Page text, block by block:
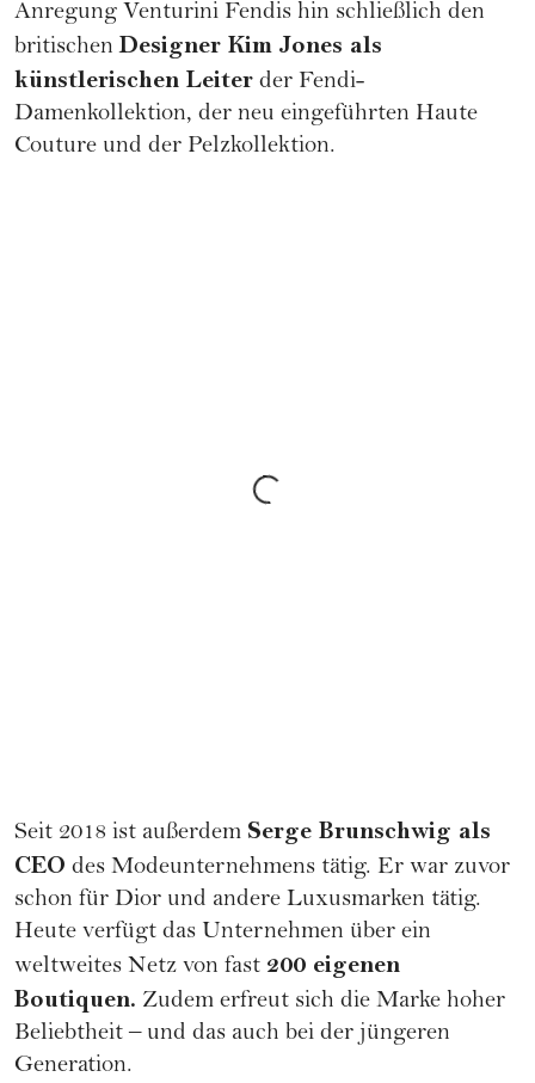
Anregung Venturini Fendis hin schließlich den
britischenDesigner Kim Jones als
künstlerischen Leiter der Fendi-
Damenkollektion, der neu eingeführten Haute
Couture und der Pelzkollektion.
Seit 2018 ist außerdem Serge Brunschwig als
CEO des Modeunternehmens tätig. Er war zuvor
schon für Dior und andere Luxusmarken tätig.
Heute verfügt das Unternehmen über ein
weltweites Netz von fast 200 eigenen
Boutiquen. Zudem erfreut sich die Marke hoher
Beliebtheit – und das auch bei der jüngeren
Generation.